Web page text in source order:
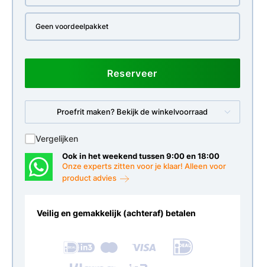
Geen voordeelpakket
Reserveer
Proefrit maken? Bekijk de winkelvoorraad
Vergelijken
Ook in het weekend tussen 9:00 en 18:00
Onze experts zitten voor je klaar! Alleen voor
product advies
Veilig en gemakkelijk (achteraf) betalen